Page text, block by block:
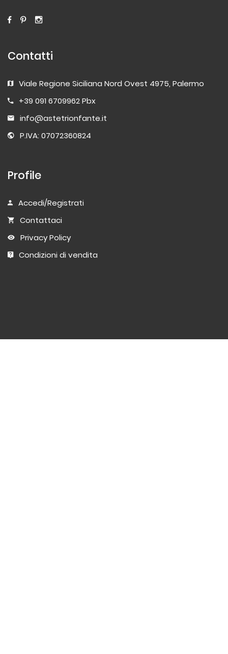
Contatti
Viale Regione Siciliana Nord Ovest 4975, Palermo
+39 091 6709962 Pbx
info@astetrionfante.it
P.IVA: 07072360824
Profile
Accedi/Registrati
Contattaci
Privacy Policy
Condizioni di vendita